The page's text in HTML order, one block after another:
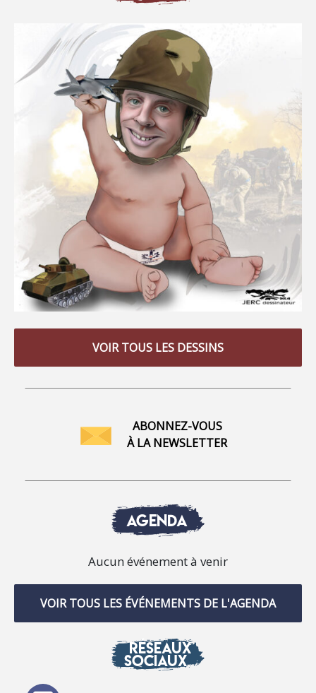
VOIR TOUS LES DESSINS
ABONNEZ-VOUS
À LA NEWSLETTER
AGENDA
Aucun événement à venir
VOIR TOUS LES ÉVÉNEMENTS DE L'AGENDA
RÉSEAUX
SOCIAUX